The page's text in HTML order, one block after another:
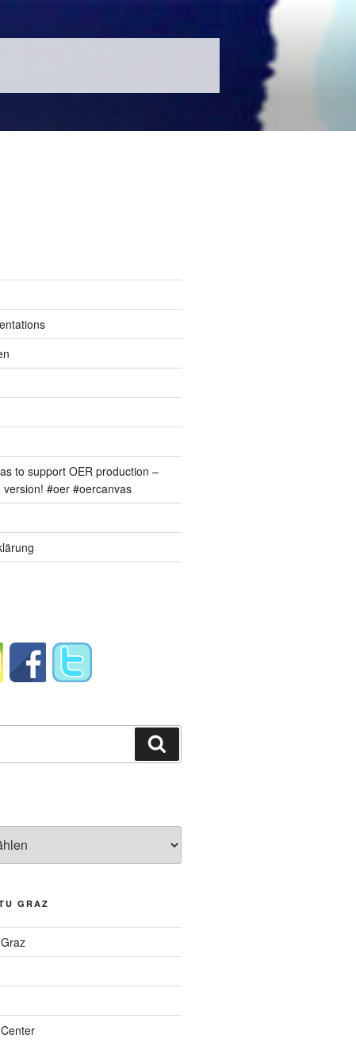
to support OER production –
version! #oer #oercanvas
GRAZ